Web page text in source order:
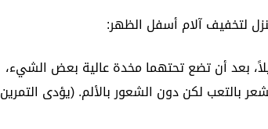
لتخفيف آلام أسفل الظهر:
بعد أن تضع تحتهما مخدة عالية بعض الشيء،
بالتعب لكن دون الشعور بالألم. (يؤدى التمرين